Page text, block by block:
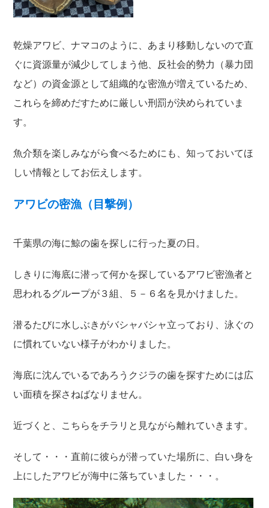
乾燥アワビ、ナマコのように、あまり移動しないので直
ぐに資源量が減少してしまう他、反社会的勢力（暴力団
など）の資金源として組織的な密漁が増えているため、
これらを締めだすために厳しい刑罰が決められていま
す。
魚介類を楽しみながら食べるためにも、知っておいてほ
しい情報としてお伝えします。
アワビの密漁（目撃例）
千葉県の海に鯨の歯を探しに行った夏の日。
しきりに海底に潜って何かを探しているアワビ密漁者と
思われるグループが３組、５－６名を見かけました。
潜るたびに水しぶきがバシャバシャ立っており、泳ぐの
に慣れていない様子がわかりました。
海底に沈んでいるであろうクジラの歯を探すためには広
い面積を探さねばなりません。
近づくと、こちらをチラリと見ながら離れていきます。
そして・・・直前に彼らが潜っていた場所に、白い身を
上にしたアワビが海中に落ちていました・・・。